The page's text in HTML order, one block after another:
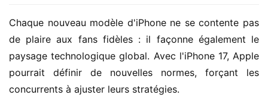
Chaque nouveau modèle d'iPhone ne se contente pas
de plaire aux fans fidèles : il façonne également le
paysage technologique global. Avec l'iPhone 17, Apple
pourrait définir de nouvelles normes, forçant les
concurrents à ajuster leurs stratégies.